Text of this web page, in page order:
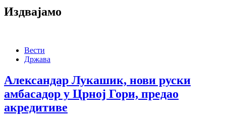
Издвајамо
Вести
Држава
Александар Лукашик, нови руски
амбасадор у Црној Гори, предао
акредитиве